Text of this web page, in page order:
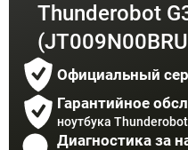
Thunderobot
Официальный
Гарантийное
ноутбука
Диагностика за